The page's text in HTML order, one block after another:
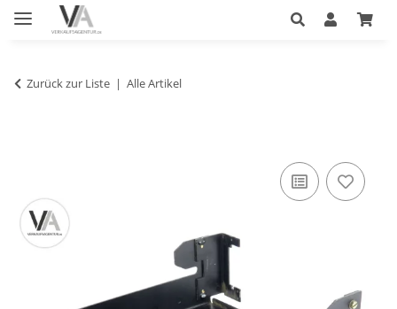
Zurück zur Liste Alle Artikel